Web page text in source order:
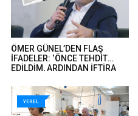
ÖMER GÜNEL’DEN FLAŞ
İFADELER: ‘ÖNCE TEHDİT
EDİLDİM, ARDINDAN İFTİRA
YEREL